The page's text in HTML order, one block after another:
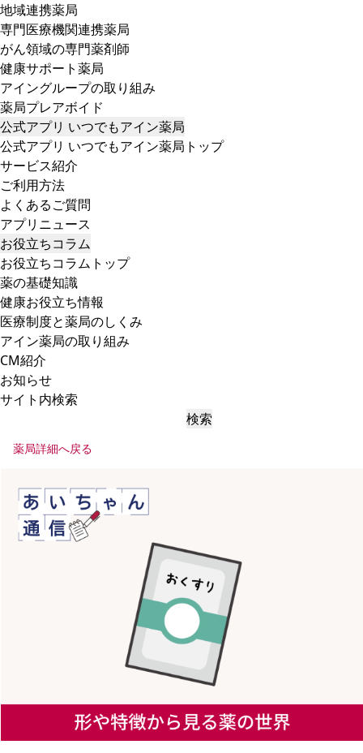
地域連携薬局
専門医療機関連携薬局
がん領域の専門薬剤師
健康サポート薬局
アイングループの取り組み
薬局プレアボイド
公式アプリ いつでもアイン薬局
公式アプリ いつでもアイン薬局トップ
サービス紹介
ご利用方法
よくあるご質問
アプリニュース
お役立ちコラム
お役立ちコラムトップ
薬の基礎知識
健康お役立ち情報
医療制度と薬局のしくみ
アイン薬局の取り組み
CM紹介
お知らせ
サイト内検索
検索
薬局詳細へ戻る